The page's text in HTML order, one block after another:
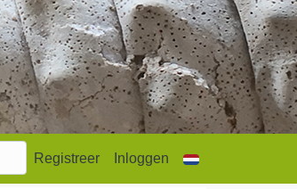
Registreer Inloggen